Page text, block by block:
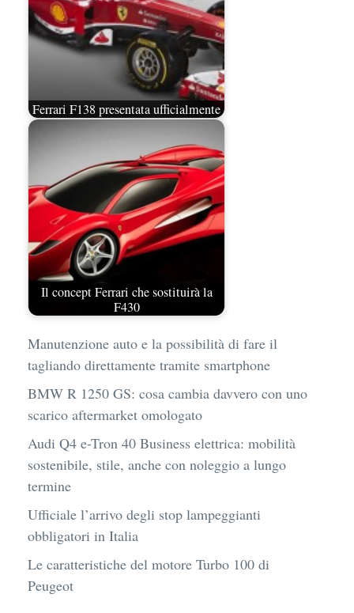
Ferrari F138 presentata ufficialmente
Il concept Ferrari che sostituirà la
F430
Manutenzione auto e la possibilità di fare il
tagliando direttamente tramite smartphone
BMW R 1250 GS: cosa cambia davvero con uno
scarico aftermarket omologato
Audi Q4 e-Tron 40 Business elettrica: mobilità
sostenibile, stile, anche con noleggio a lungo
termine
Ufficiale l’arrivo degli stop lampeggianti
obbligatori in Italia
Le caratteristiche del motore Turbo 100 di
Peugeot